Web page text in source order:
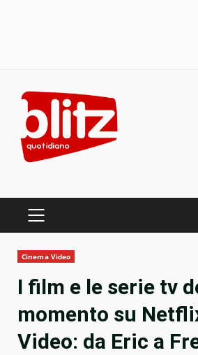
content
PRIMARY
Cinema Video
I film e le serie tv
momento su
Video: da Eric a